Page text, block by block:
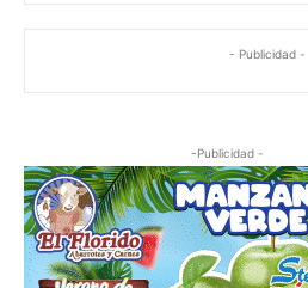
- Publicidad -
-Publicidad -